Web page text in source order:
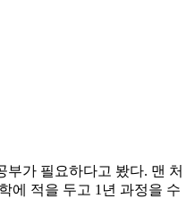
부가 필요하다고 봤다. 맨 처
에 적을 두고 1년 과정을 수